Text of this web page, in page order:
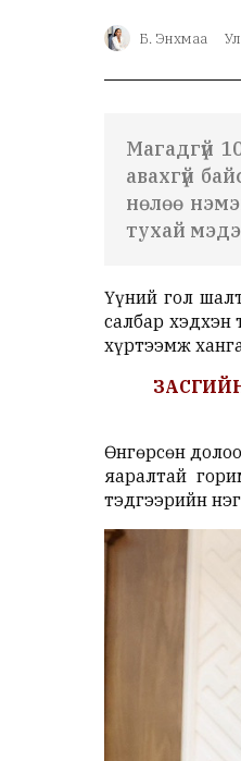
Б. Энхмаа
Магадгүй
авахгүй
нөлөө
тухай
Үүний гол
салбар хэдхэн
хүртээмж
Өнгөрсөн
яаралтай
тэдгээрийн